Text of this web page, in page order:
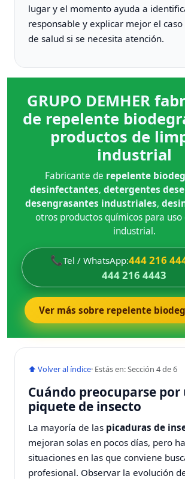
lugar y el momento ayuda a
responsable y explicar mejor el
de salud si se necesita atención.
GRUPO DEMHER
de repelente
productos de
industrial
Fabricante de repelente
desinfectantes, detergentes
desengrasantes industriales,
otros productos químicos para uso
industrial.
📞Tel / WhatsApp:444 216
444 216 4443
Ver más sobre repelente
⬆ Volver al índice· Estás en: Sección 4 de 6
Cuándo preocuparse por
piquete de insecto
La mayoría de las picaduras de
mejoran solas en pocos días, pero
situaciones en las que conviene
profesional. Observar la evolución